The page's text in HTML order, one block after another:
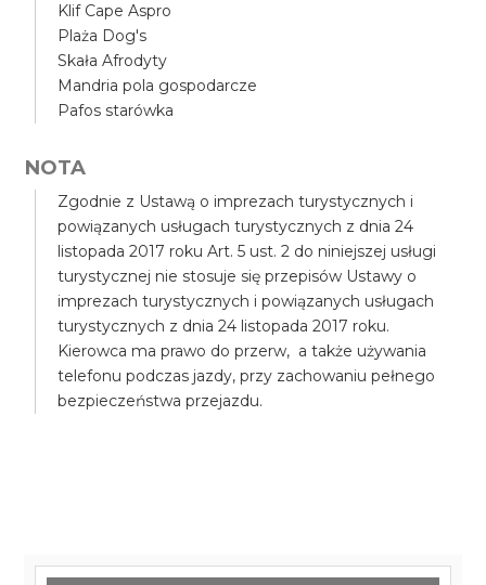
Klif Cape Aspro
Plaża Dog's
Skała Afrodyty
Mandria pola gospodarcze
Pafos starówka
NOTA
Zgodnie z Ustawą o imprezach turystycznych i
powiązanych usługach turystycznych z dnia 24
listopada 2017 roku Art. 5 ust. 2 do niniejszej usługi
turystycznej nie stosuje się przepisów Ustawy o
imprezach turystycznych i powiązanych usługach
turystycznych z dnia 24 listopada 2017 roku.
Kierowca ma prawo do przerw, a także używania
telefonu podczas jazdy, przy zachowaniu pełnego
bezpieczeństwa przejazdu.